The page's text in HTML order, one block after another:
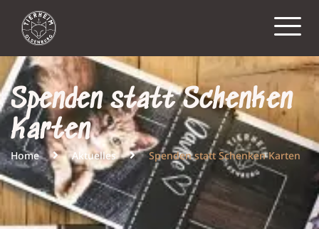
Spenden statt Schenken
Karten
Home Aktuelles Spenden statt Schenken Karten